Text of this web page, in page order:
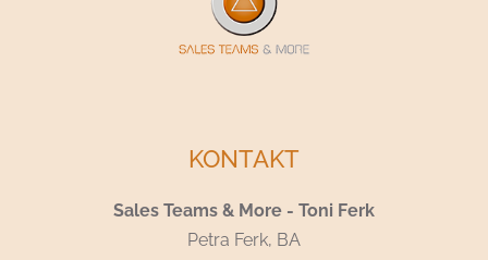
KONTAKT
Sales Teams & More - Toni Ferk
Petra Ferk, BA